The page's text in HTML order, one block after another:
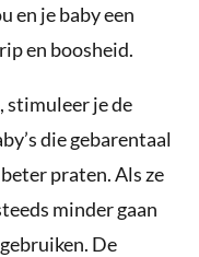
en je baby een
en boosheid.
stimuleer je de
die gebarentaal
praten. Als ze
minder gaan
De